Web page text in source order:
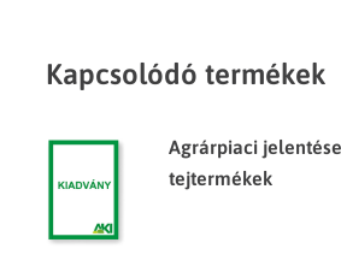
Kapcsolódó termékek
Agrárpiaci
tejtermékek